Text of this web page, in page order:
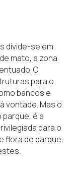
divide-se em
mato, a zona
O
para o
bancos e
vontade. Mas o
é a
para o
flora do parque,